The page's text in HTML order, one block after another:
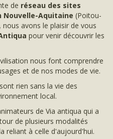
de réseau des sites
Aquitaine (Poitou-
avons le plaisir de vous
pour venir découvrir les
nous font comprendre
et de nos modes de vie.
rien sans la vie des
local.
de Via antiqua qui a
de plusieurs modalités
reliant à celle d'aujourd'hui.